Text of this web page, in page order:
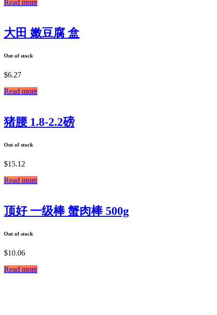
Read more
大田 嫩豆腐 盒
Out of stock
$6.27
Read more
猪腰 1.8-2.2磅
Out of stock
$15.12
Read more
顶好 一级棒 蟹肉棒 500g
Out of stock
$10.06
Read more